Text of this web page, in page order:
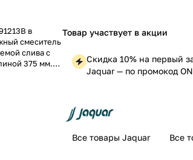
в
смеситель
слива с
375 мм.
комнату.
Товар участвует в акции
Скидка 10% на первый
Jaquar — по промокод
Все товары Jaquar Все